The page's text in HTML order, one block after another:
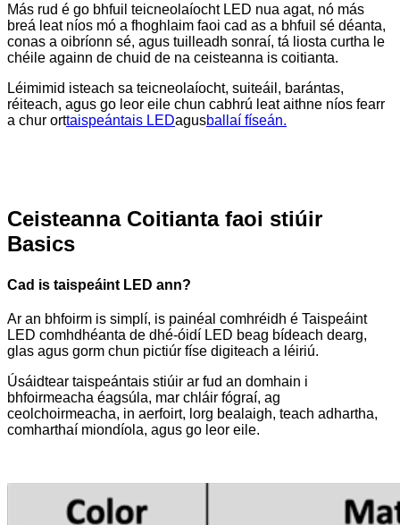
Más rud é go bhfuil teicneolaíocht LED nua agat, nó más
breá leat níos mó a fhoghlaim faoi cad as a bhfuil sé déanta,
conas a oibríonn sé, agus tuilleadh sonraí, tá liosta curtha le
chéile againn de chuid de na ceisteanna is coitianta.
Léimimid isteach sa teicneolaíocht, suiteáil, barántas,
réiteach, agus go leor eile chun cabhrú leat aithne níos fearr
a chur orttaispeántais LEDagusballaí físeán.
Ceisteanna Coitianta faoi stiúir
Basics
Cad is taispeáint LED ann?
Ar an bhfoirm is simplí, is painéal comhréidh é Taispeáint
LED comhdhéanta de dhé-óidí LED beag bídeach dearg,
glas agus gorm chun pictiúr físe digiteach a léiriú.
Úsáidtear taispeántais stiúir ar fud an domhain i
bhfoirmeacha éagsúla, mar chláir fógraí, ag
ceolchoirmeacha, in aerfoirt, lorg bealaigh, teach adhartha,
comharthaí miondíola, agus go leor eile.